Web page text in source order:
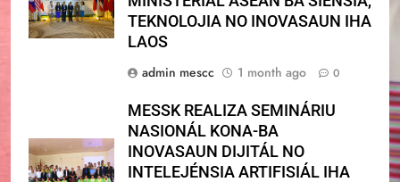
TEKNOLOJIA NO INOVASAUN IHA
LAOS
admin mescc
1 month ago 0
MESSK REALIZA SEMINÁRIU
NASIONÁL KONA-BA
INOVASAUN DIJITÁL NO
INTELEJÉNSIA ARTIFISIÁL IHA